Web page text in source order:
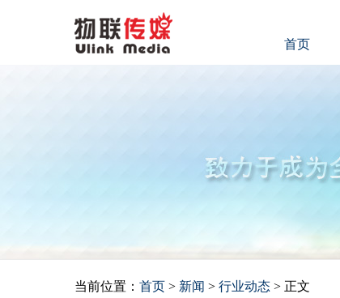
首页
当前位置： 首页 > 新闻 > 行业动态 > 正文